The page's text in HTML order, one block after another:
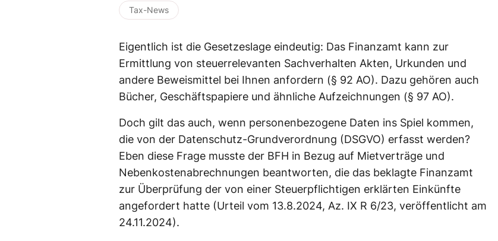
Tax-News
Eigentlich ist die Gesetzeslage eindeutig: Das Finanzamt kann zur
Ermittlung von steuerrelevanten Sachverhalten Akten, Urkunden und
andere Beweismittel bei Ihnen anfordern (§ 92 AO). Dazu gehören auch
Bücher, Geschäftspapiere und ähnliche Aufzeichnungen (§ 97 AO).
Doch gilt das auch, wenn personenbezogene Daten ins Spiel kommen,
die von der Datenschutz-Grundverordnung (DSGVO) erfasst werden?
Eben diese Frage musste der BFH in Bezug auf Mietverträge und
Nebenkostenabrechnungen beantworten, die das beklagte Finanzamt
zur Überprüfung der von einer Steuerpflichtigen erklärten Einkünfte
angefordert hatte (Urteil vom 13.8.2024, Az. IX R 6/23, veröffentlicht am
24.11.2024).